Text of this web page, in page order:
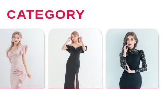
CATEGORY